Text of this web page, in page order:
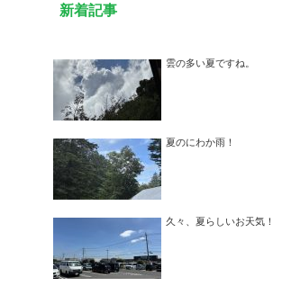
新着記事
雲の多い夏ですね。
夏のにわか雨！
久々、夏らしいお天気！